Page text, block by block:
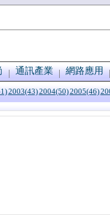
通訊產業 網路應用
2003(43)2004(50)2005(46)